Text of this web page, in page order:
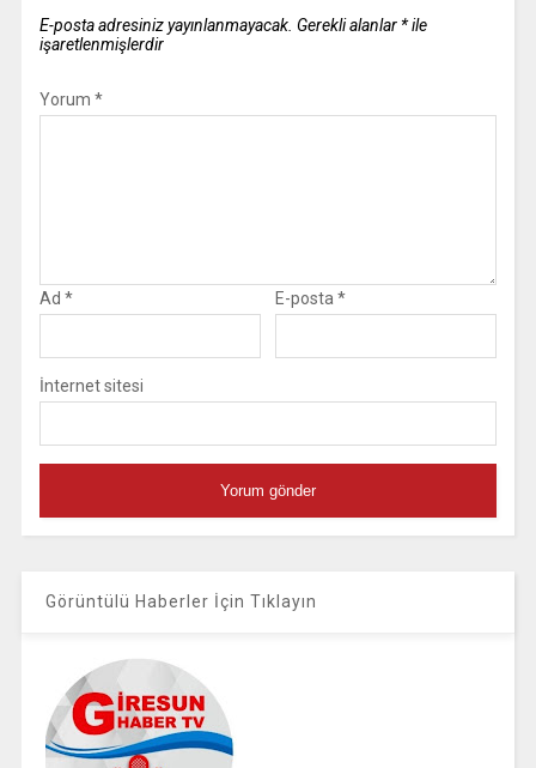
E-posta adresiniz yayınlanmayacak. Gerekli alanlar *ile
işaretlenmişlerdir
Yorum *
Ad * E-posta*
İnternet sitesi
Görüntülü Haberler İçin Tıklayın